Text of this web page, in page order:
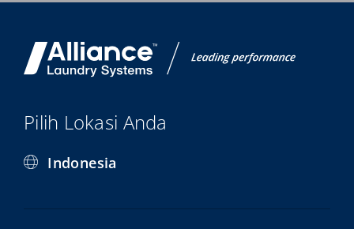
Pilih Lokasi Anda
Indonesia